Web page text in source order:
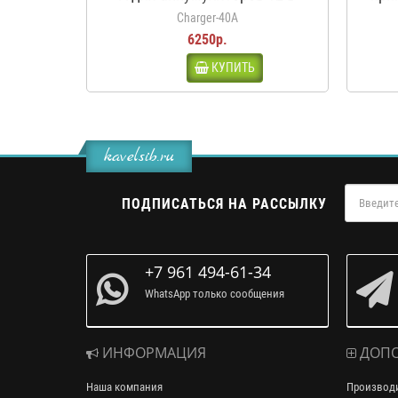
LiFePO4
Charger-40A
6250р.
КУПИТЬ
kavelsib.ru
ПОДПИСАТЬСЯ НА РАССЫЛКУ
+7 961 494-61-34
WhatsApp только сообщения
ИНФОРМАЦИЯ
Наша компания